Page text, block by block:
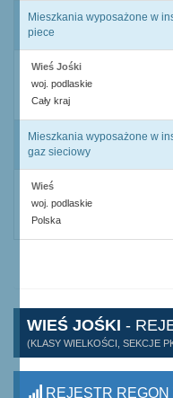
Mieszkania wyposażone w
piece
Wieś Jośki
woj. podlaskie
Cały kraj
Mieszkania wyposażone w
gaz sieciowy
Wieś
woj. podlaskie
Polska
WIEŚ JOŚKI -
(KLASY WIELKOŚCI, SEKCJE
REJESTR